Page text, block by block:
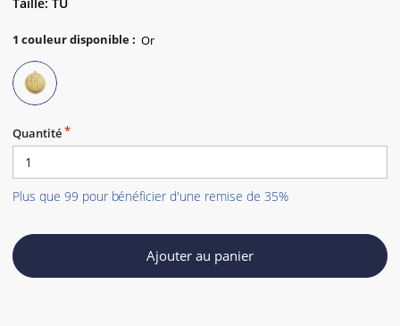
1 couleur disponible:
Quantité
Plus que 99 pour bénéficier d'une remise de 35%
Ajouter au panier